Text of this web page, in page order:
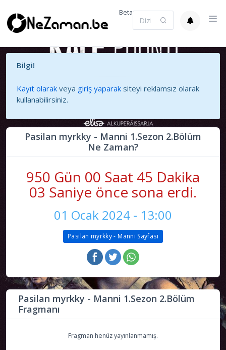
Beta
Bilgi!
Kayıt olarak veya giriş yaparak siteyi reklamsız olarak
kullanabilirsiniz.
Pasilan myrkky - Manni 1.Sezon 2.Bölüm
Ne Zaman?
950 Gün 00 Saat 45 Dakika
03 Saniye önce sona erdi.
01 Ocak 2024 - 13:00
Pasilan myrkky - Manni Sayfası
Pasilan myrkky - Manni 1.Sezon 2.Bölüm
Fragmanı
Fragman henüz yayınlanmamış.